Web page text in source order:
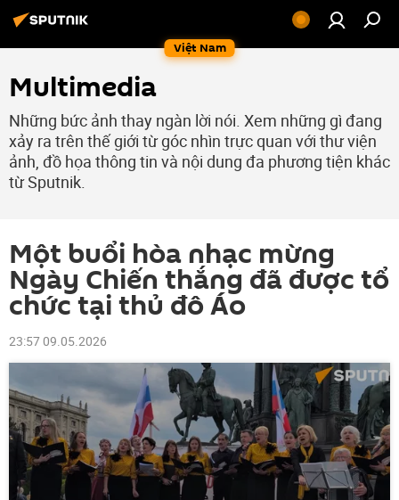
Việt Nam
Multimedia
Những bức ảnh thay ngàn lời nói. Xem những gì đang
xảy ra trên thế giới từ góc nhìn trực quan với thư viện
ảnh, đồ họa thông tin và nội dung đa phương tiện khác
từ Sputnik.
Một buổi hòa nhạc mừng
Ngày Chiến thắng đã được tổ
chức tại thủ đô Áo
23:57 09.05.2026